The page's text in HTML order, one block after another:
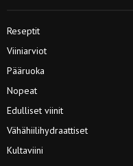
Reseptit
Viiniarviot
Pääruoka
Nopeat
Edulliset viinit
Vähähiilihydraattiset
Kultaviini